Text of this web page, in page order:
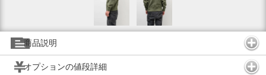
商品説明
オプションの値段詳細